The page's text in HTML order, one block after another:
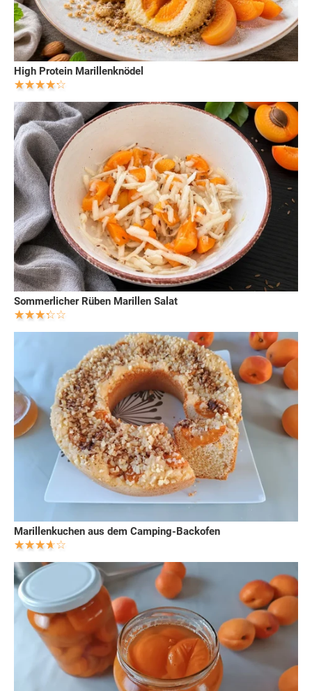
High Protein Marillenknödel
Sommerlicher Rüben Marillen Salat
Marillenkuchen aus dem Camping-Backofen